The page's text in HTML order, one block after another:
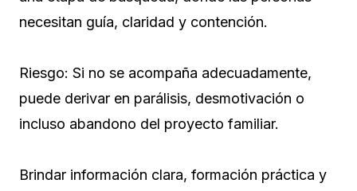
necesitan guía, claridad y contención.
Riesgo: Si no se acompaña adecuadamente,
puede derivar en parálisis, desmotivación o
incluso abandono del proyecto familiar.
Brindar información clara, formación práctica y